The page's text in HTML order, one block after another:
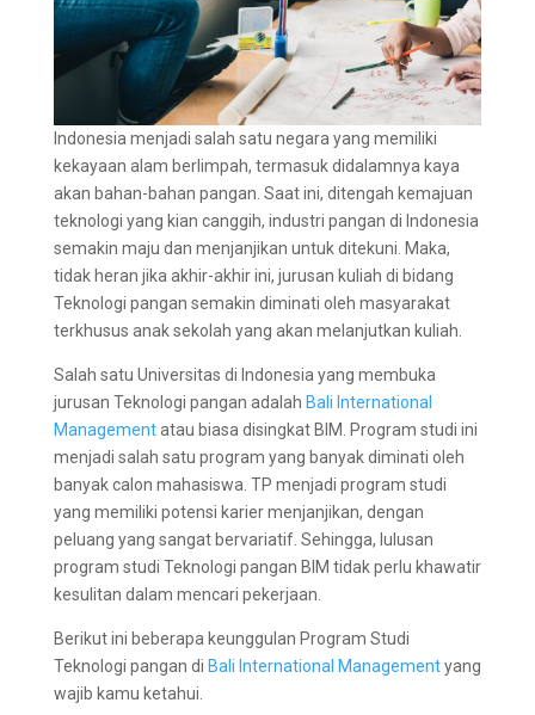
Indonesia menjadi salah satu negara yang memiliki
kekayaan alam berlimpah, termasuk didalamnya kaya
akan bahan-bahan pangan. Saat ini, ditengah kemajuan
teknologi yang kian canggih, industri pangan di Indonesia
semakin maju dan menjanjikan untuk ditekuni. Maka,
tidak heran jika akhir-akhir ini, jurusan kuliah di bidang
Teknologi pangan semakin diminati oleh masyarakat
terkhusus anak sekolah yang akan melanjutkan kuliah.
Salah satu Universitas di Indonesia yang membuka
jurusan Teknologi pangan adalah Bali International
Managementatau biasa disingkat BIM. Program studi ini
menjadi salah satu program yang banyak diminati oleh
banyak calon mahasiswa. TP menjadi program studi
yang memiliki potensi karier menjanjikan, dengan
peluang yang sangat bervariatif. Sehingga, lulusan
program studi Teknologi pangan BIM tidak perlu khawatir
kesulitan dalam mencari pekerjaan.
Berikut ini beberapa keunggulan Program Studi
Teknologi pangan di Bali International Managementyang
wajib kamu ketahui.